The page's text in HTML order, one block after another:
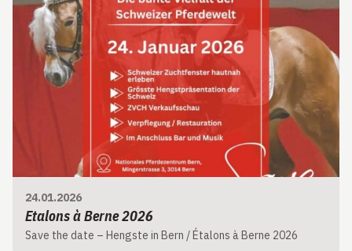
24.01.2026
Etalons à Berne 2026
Save the date – Hengste in Bern / Étalons à Berne 2026